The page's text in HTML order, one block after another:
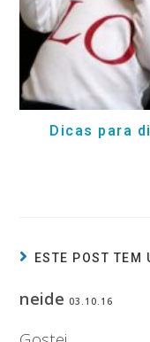
Dicas para
ESTE POST TEM
neide 03.10.16